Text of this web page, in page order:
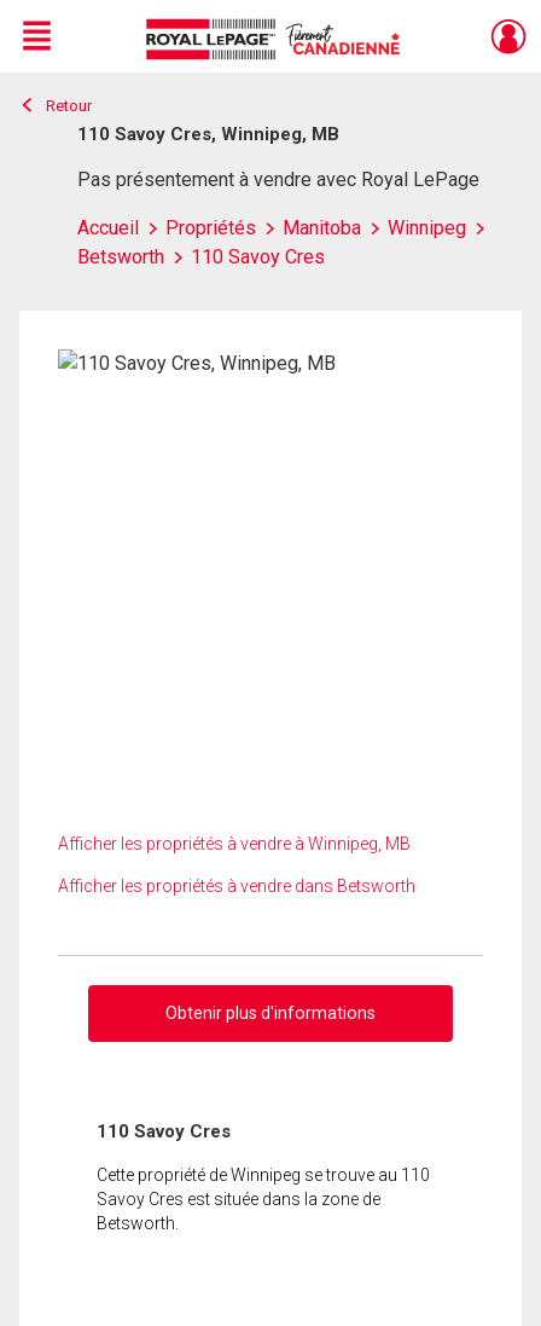
Live
En Direct
Menu
Retour
110 Savoy Cres, Winnipeg, MB
Pas présentement à vendre avec Royal LePage
Accueil Propriétés Manitoba
Winnipeg
Betsworth
110 Savoy Cres
Afficher les propriétés à vendre à Winnipeg, MB
Afficher les propriétés à vendre dans Betsworth
Obtenir plus d'informations
110 Savoy Cres
Cette propriété de Winnipeg se trouve au 110
Savoy Cres est située dans la zone de
Betsworth.